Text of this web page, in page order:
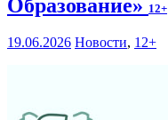
Образование» 12+
19.06.2026 Новости, 12+